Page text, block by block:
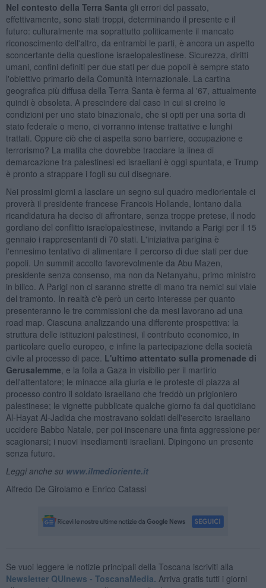
Nel contesto della Terra Santa gli errori del passato,
effettivamente, sono stati troppi, determinando il presente e il
futuro: culturalmente ma soprattutto politicamente il mancato
riconoscimento dell'altro, da entrambi le parti, è ancora un aspetto
sconcertante della questione israelopalestinese. Sicurezza, diritti
umani, confini definiti per due stati per due popoli è sempre stato
l'obiettivo primario della Comunità internazionale. La cartina
geografica più diffusa della Terra Santa è ferma al '67, attualmente
quindi è obsoleta. A prescindere dal caso in cui si creino le
condizioni per uno stato binazionale, che si opti per una sorta di
stato federale o meno, ci vorranno intense trattative e lunghi
trattati. Oppure ciò che ci aspetta sono barriere, occupazione e
terrorismo? La matita che dovrebbe tracciare la linea di
demarcazione tra palestinesi ed israeliani è oggi spuntata, e Trump
è pronto a strappare i fogli su cui disegnare.
Nei prossimi giorni a lasciare un segno sul quadro mediorientale ci
proverà il presidente francese Francois Hollande, lontano dalla
ricandidatura ha deciso di affrontare, senza troppe pretese, il nodo
gordiano del conflitto israelopalestinese, invitando a Parigi per il 15
gennaio i rappresentanti di 70 stati. L'iniziativa parigina è
l'ennesimo tentativo di alimentare il percorso di due stati per due
popoli. Un summit accolto favorevolmente da Abu Mazen,
presidente senza consenso, ma non da Netanyahu, primo ministro
in bilico. A Parigi non ci saranno strette di mano tra nemici sul viale
del tramonto. In realtà c'è però un certo interesse per quanto
presenteranno le tre commissioni che da mesi lavorano ad una
road map. Ciascuna analizzando una differente prospettiva: la
struttura delle istituzioni palestinesi, il contributo economico, in
particolare quello europeo, e infine la partecipazione della società
civile al processo di pace. L'ultimo attentato sulla promenade di
Gerusalemme , e la folla a Gaza in visibilio per il martirio
dell'attentatore; le minacce alla giuria e le proteste di piazza al
processo contro il soldato israeliano che freddò un prigioniero
palestinese; le vignette pubblicate qualche giorno fa dal quotidiano
Al-Hayat Al-Jadida che mostravano soldati dell'esercito israeliano
uccidere Babbo Natale, per poi inscenare una finta aggressione per
scagionarsi; i nuovi insediamenti israeliani. Dipingono un presente
senza futuro.
Leggi anche su www.ilmedioriente.it
Alfredo De Girolamo e Enrico Catassi
Se vuoi leggere le notizie principali della Toscana iscriviti alla
Newsletter QUInews - ToscanaMedia. Arriva gratis tutti i giorni